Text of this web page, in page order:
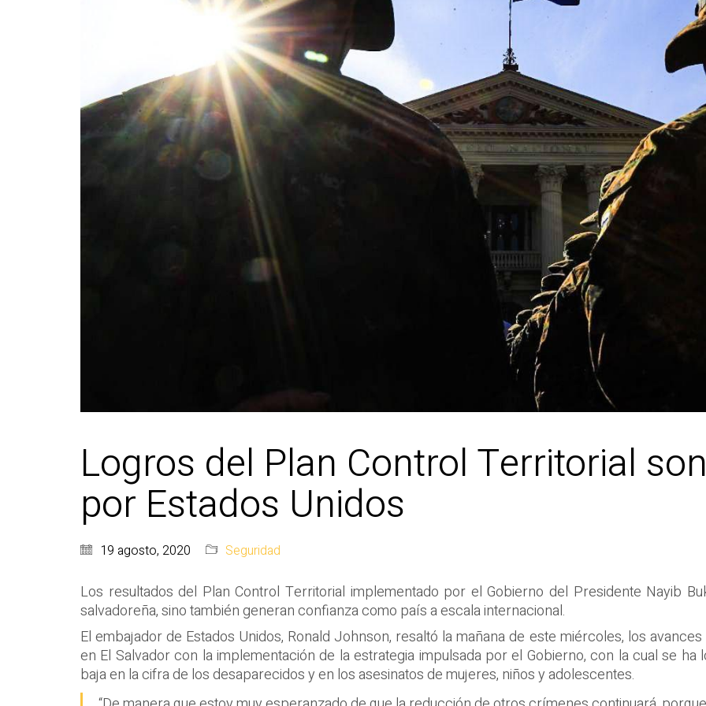
Logros del Plan Control Territorial
por Estados Unidos
19 agosto, 2020 Seguridad
Los resultados del Plan Control Territorial implementado por el Gobierno del Presidente Nayib
salvadoreña, sino también generan confianza como país a escala internacional.
El embajador de Estados Unidos, Ronald Johnson, resaltó la mañana de este miércoles, los
en El Salvador con la implementación de la estrategia impulsada por el Gobierno, con la cual se
baja en la cifra de los desaparecidos y en los asesinatos de mujeres, niños y adolescentes.